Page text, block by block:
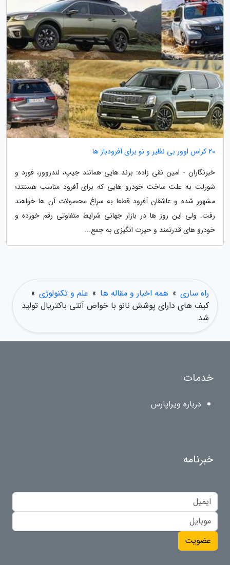
20 کراس اوور بی نظیر و نو برای آفرودباز ها
خبرنگاران - امین نقی زاده: برند هایی همانند جیپ، لندروور، فورد و
شورلت به علت ساخت خودرو هایی که برای آفرود مناسب هستند؛
مشهور شده و عاشقان آفرود قطعا به سراغ محصولات آن ها خواهند
رفت. ولی این روز ها در بازار جهانی شرایط متفاوتی رقم خورده و
خودرو های قدرتمند و حیرت انگیزی به جمع...
راه ساری » همه اخبار و مقاله ها » علم و تکنولوژی »
کیف های دارای پوشش نانو با خواص آنتی باکتریال تولید
شد
خدمات
درباره ویراپارس
خبرنامه
عضویت